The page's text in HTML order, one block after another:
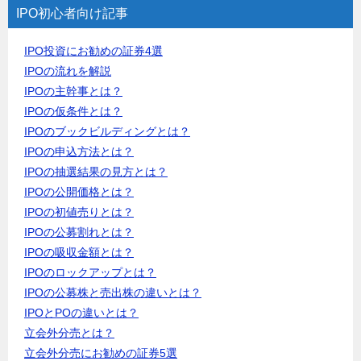
IPO初心者向け記事
IPO投資にお勧めの証券4選
IPOの流れを解説
IPOの主幹事とは？
IPOの仮条件とは？
IPOのブックビルディングとは？
IPOの申込方法とは？
IPOの抽選結果の見方とは？
IPOの公開価格とは？
IPOの初値売りとは？
IPOの公募割れとは？
IPOの吸収金額とは？
IPOのロックアップとは？
IPOの公募株と売出株の違いとは？
IPOとPOの違いとは？
立会外分売とは？
立会外分売にお勧めの証券5選